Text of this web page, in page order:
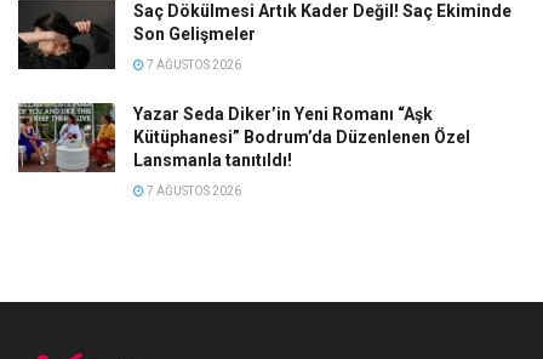
Saç Dökülmesi Artık Kader Değil! Saç Ekiminde
Son Gelişmeler
7 AĞUSTOS 2026
Yazar Seda Diker’in Yeni Romanı “Aşk
Kütüphanesi” Bodrum’da Düzenlenen Özel
Lansmanla tanıtıldı!
7 AĞUSTOS 2026